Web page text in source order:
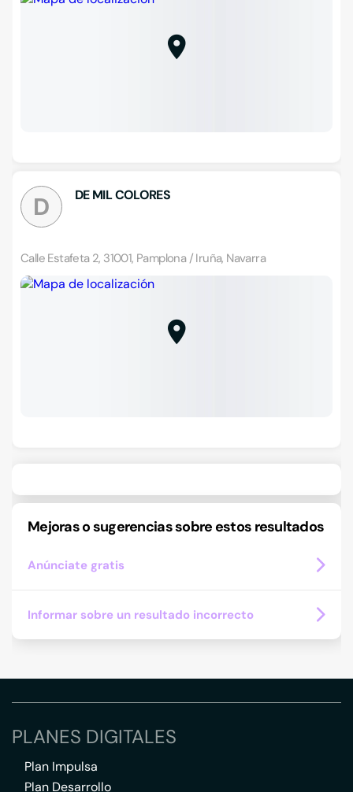
D DE MIL COLORES
Calle Estafeta 2, 31001, Pamplona / Iruña, Navarra
Mejoras o sugerencias sobre estos resultados
Anúnciate gratis
Informar sobre un resultado incorrecto
PLANES DIGITALES
Plan Impulsa
Plan Desarrollo